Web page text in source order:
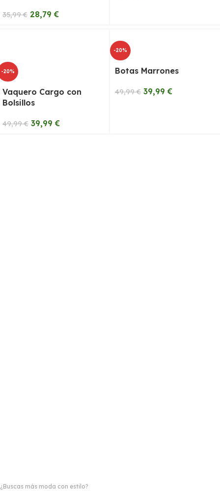
35,99€ 28,79€
-20%
Vaquero Cargo con
Bolsillos
49,99€ 39,99€
-20%
Botas Marrones
49,99€ 39,99€
¿Buscas más moda con estilo?